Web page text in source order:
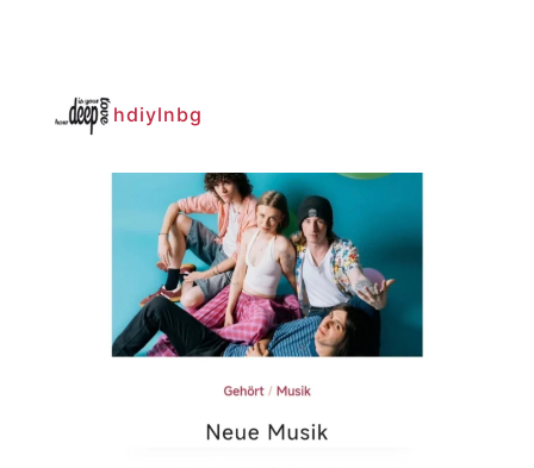
hdiylnbg